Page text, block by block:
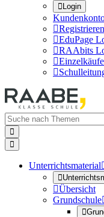
Login

EduPage
RAAbits




Unterrichtsmaterial

Übersicht
Grundschule
